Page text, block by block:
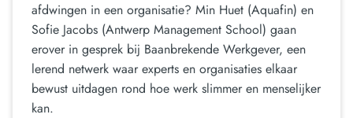
afdwingen in een organisatie? Min Huet (Aquafin) en
Sofie Jacobs (Antwerp Management School) gaan
erover in gesprek bij Baanbrekende Werkgever, een
lerend netwerk waar experts en organisaties elkaar
bewust uitdagen rond hoe werk slimmer en menselijker
kan.